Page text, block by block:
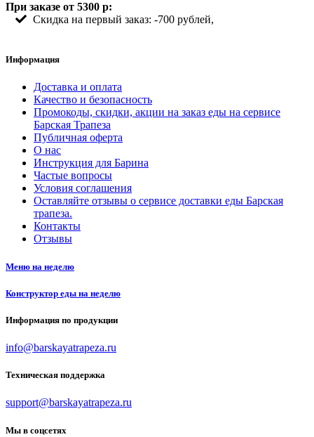
При заказе от 5300 р:
Скидка на первый заказ: -700 рублей,
Информация
Доставка и оплата
Качество и безопасность
Промокоды, скидки, акции на заказ еды на сервисе
Барская Трапеза
Публичная оферта
О нас
Инструкция для Барина
Частые вопросы
Условия соглашения
Оставляйте отзывы о сервисе доставки еды Барская
трапеза.
Контакты
Отзывы
Меню на неделю
Конструктор еды на неделю
Информация по продукции
info@barskayatrapeza.ru
Техническая поддержка
support@barskayatrapeza.ru
Мы в соцсетях